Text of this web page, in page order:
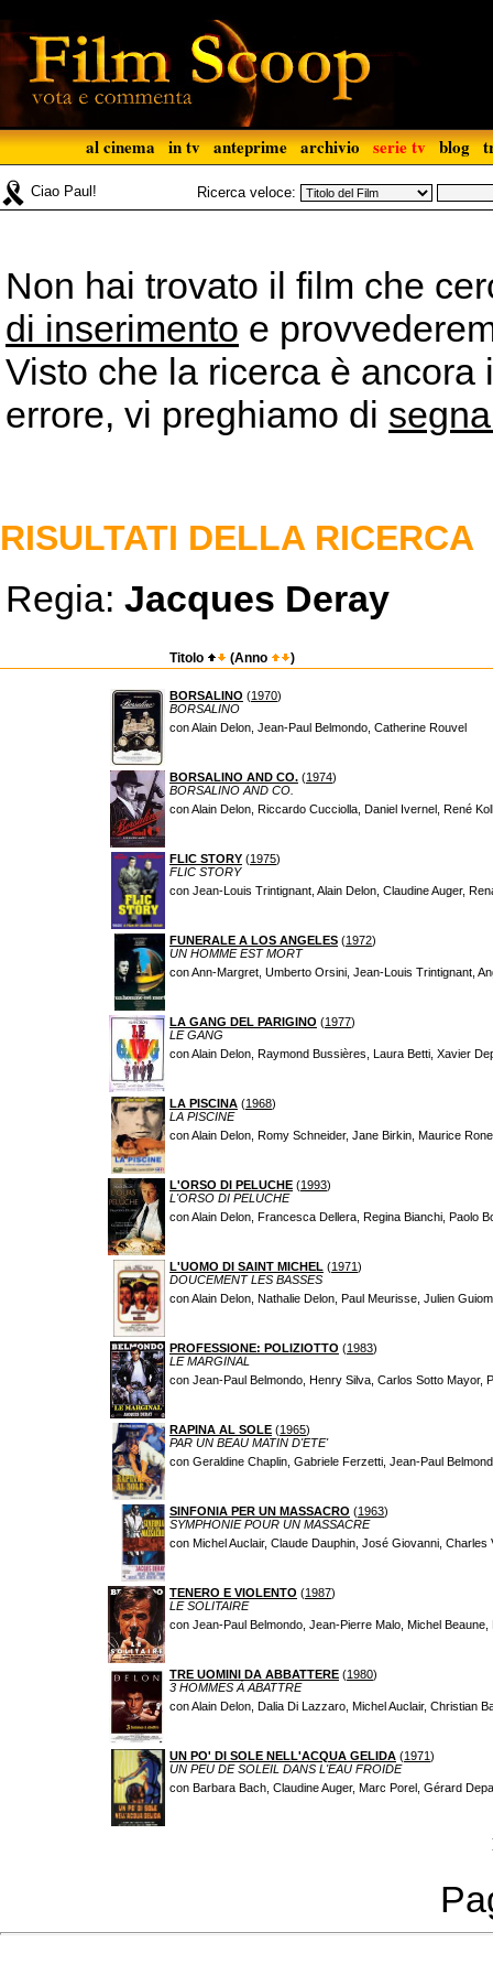
al cinema in tv anteprime archivio serie tv blog
Ciao Paul! Ricerca veloce:
Non hai trovato il film che
di inserimento e
Visto che la ricerca è
errore, vi preghiamo di
RISULTATI DELLA RICERCA
Regia: Jacques Deray
Titolo (Anno )
BORSALINO (1970)
BORSALINO
con Alain Delon, Jean-Paul Belmondo, Catherine Rouvel
BORSALINO AND CO. (1974)
BORSALINO AND CO.
con Alain Delon, Riccardo Cucciolla, Daniel Ivernel, René
FLIC STORY (1975)
FLIC STORY
con Jean-Louis Trintignant, Alain Delon, Claudine Auger,
FUNERALE A LOS ANGELES (1972)
UN HOMME EST MORT
con Ann-Margret, Umberto Orsini, Jean-Louis Trintignant,
LA GANG DEL PARIGINO (1977)
LE GANG
con Alain Delon, Raymond Bussières, Laura Betti, Xavier
LA PISCINA (1968)
LA PISCINE
con Alain Delon, Romy Schneider, Jane Birkin, Maurice
L'ORSO DI PELUCHE (1993)
L'ORSO DI PELUCHE
con Alain Delon, Francesca Dellera, Regina Bianchi, Paolo
L'UOMO DI SAINT MICHEL (1971)
DOUCEMENT LES BASSES
con Alain Delon, Nathalie Delon, Paul Meurisse, Julien
PROFESSIONE: POLIZIOTTO (1983)
LE MARGINAL
con Jean-Paul Belmondo, Henry Silva, Carlos Sotto Mayor,
RAPINA AL SOLE (1965)
PAR UN BEAU MATIN D'ETE'
con Geraldine Chaplin, Gabriele Ferzetti, Jean-Paul
SINFONIA PER UN MASSACRO (1963)
SYMPHONIE POUR UN MASSACRE
con Michel Auclair, Claude Dauphin, José Giovanni,
TENERO E VIOLENTO (1987)
LE SOLITAIRE
con Jean-Paul Belmondo, Jean-Pierre Malo, Michel Beaune,
TRE UOMINI DA ABBATTERE (1980)
3 HOMMES À ABATTRE
con Alain Delon, Dalia Di Lazzaro, Michel Auclair, Christian
UN PO' DI SOLE NELL'ACQUA GELIDA (1971)
UN PEU DE SOLEIL DANS L'EAU FROIDE
con Barbara Bach, Claudine Auger, Marc Porel, Gérard